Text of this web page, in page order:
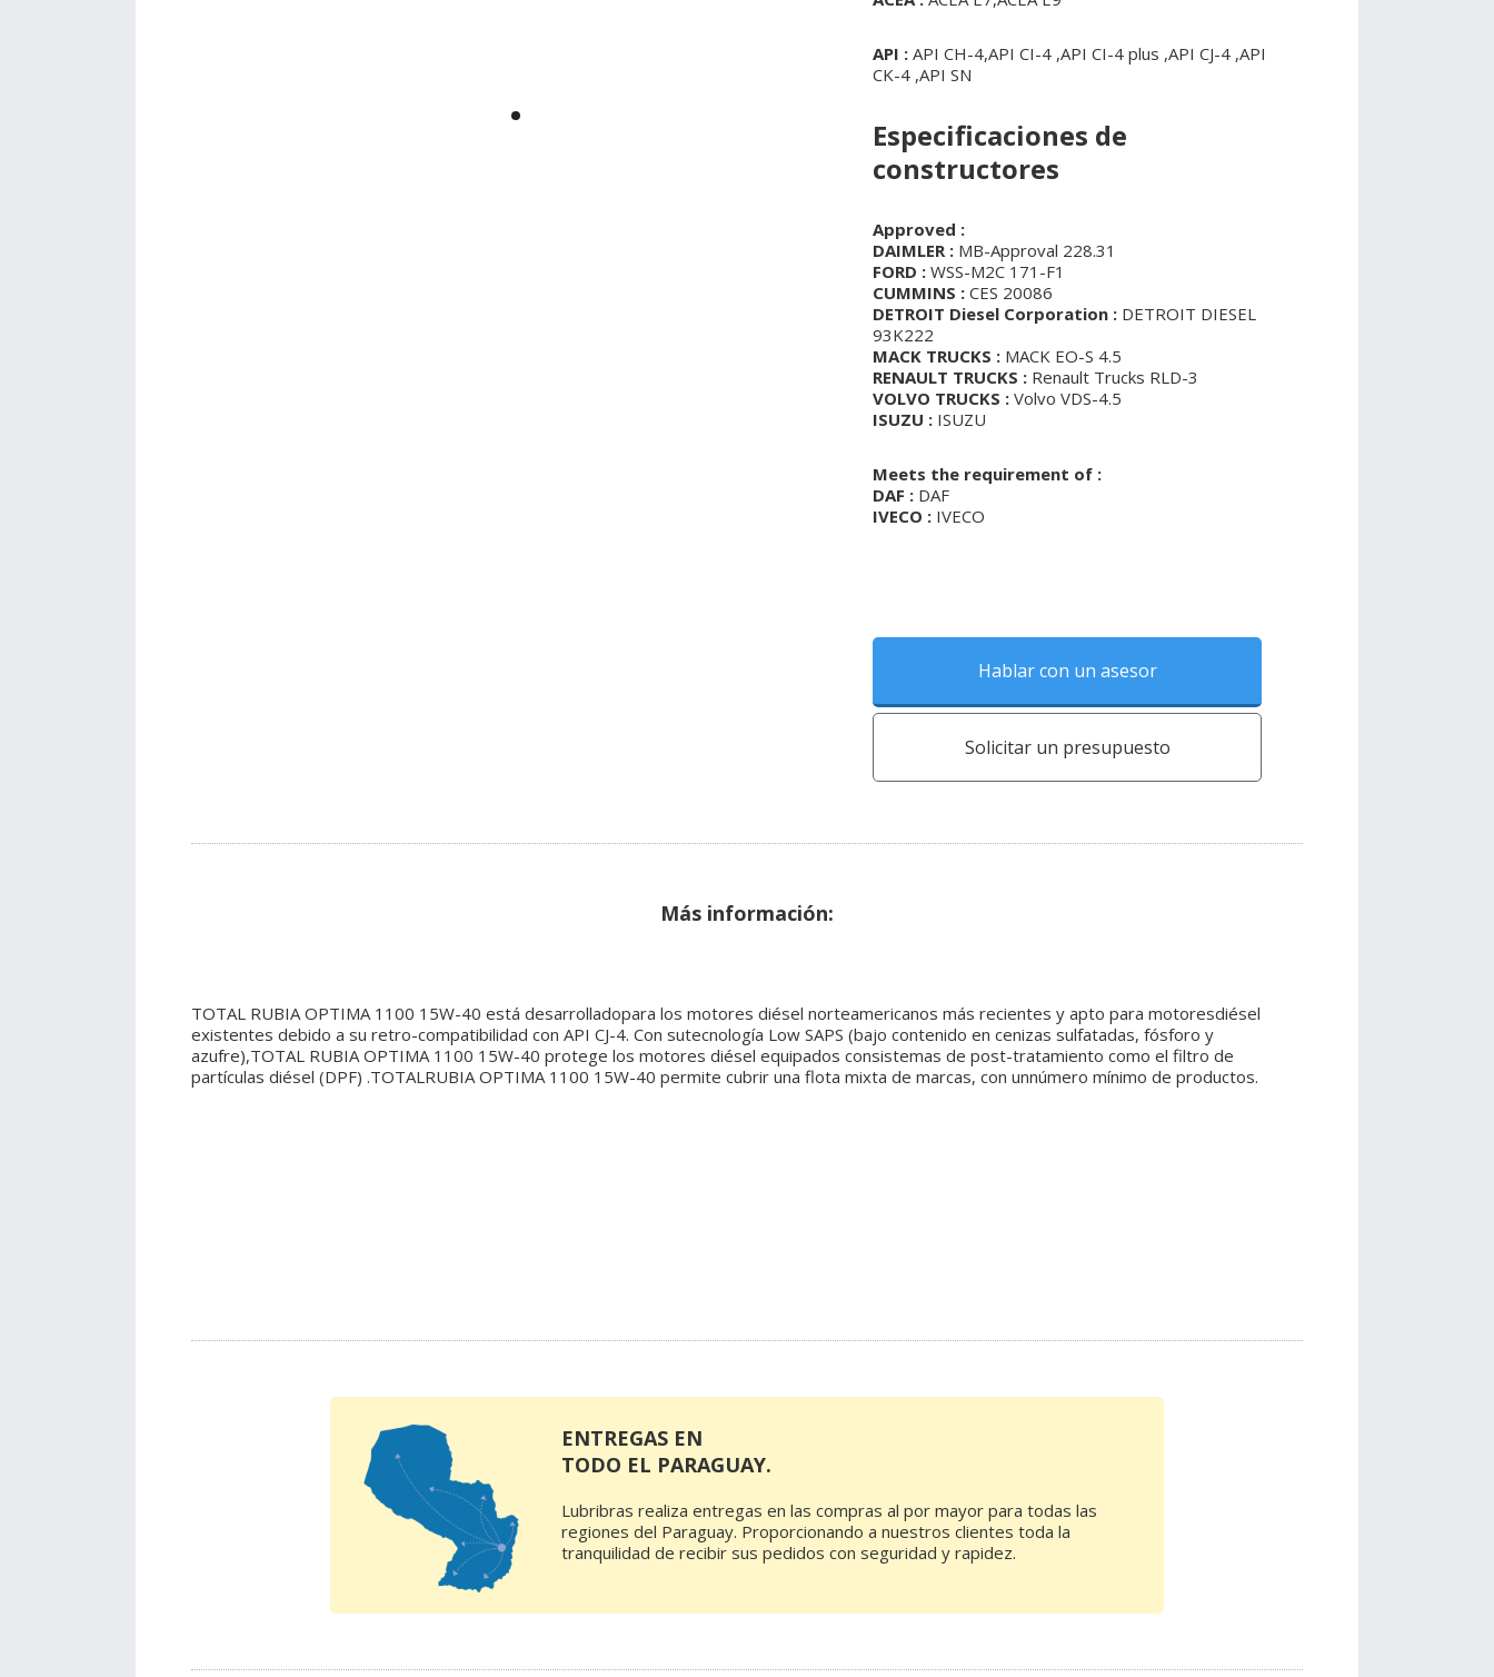
API :API CH-4,API CI-4 ,API CI-4 plus ,API CJ-4 ,API
CK-4 ,API SN
Especificaciones de
constructores
Approved :
DAIMLER : MB-Approval 228.31
FORD : WSS-M2C 171-F1
CUMMINS : CES 20086
DETROIT Diesel Corporation : DETROIT DIESEL
93K222
MACK TRUCKS : MACK EO-S 4.5
RENAULT TRUCKS : Renault Trucks RLD-3
VOLVO TRUCKS : Volvo VDS-4.5
ISUZU : ISUZU
Meets the requirement of :
DAF : DAF
IVECO : IVECO
Hablar con un asesor
Solicitar un presupuesto
Más información:
TOTAL RUBIA OPTIMA 1100 15W-40 está desarrolladopara los motores diésel norteamericanos más recientes y apto para motoresdiésel
existentes debido a su retro-compatibilidad con API CJ-4. Con sutecnología Low SAPS (bajo contenido en cenizas sulfatadas, fósforo y
azufre),TOTAL RUBIA OPTIMA 1100 15W-40 protege los motores diésel equipados consistemas de post-tratamiento como el filtro de
partículas diésel (DPF) .TOTALRUBIA OPTIMA 1100 15W-40 permite cubrir una flota mixta de marcas, con unnúmero mínimo de productos.
ENTREGAS EN
TODO EL PARAGUAY.
Lubribras realiza entregas en las compras al por mayor para todas las
regiones del Paraguay. Proporcionando a nuestros clientes toda la
tranquilidad de recibir sus pedidos con seguridad y rapidez.